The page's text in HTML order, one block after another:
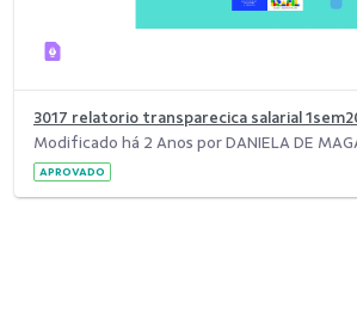
3017 relatorio transparecica salarial
APROVADO